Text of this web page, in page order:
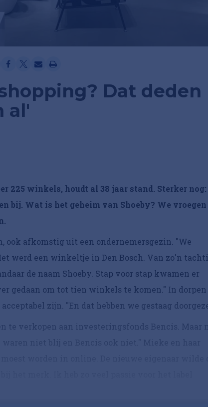
Dat deden
al'
225 winkels, houdt al 38 jaar stand. Sterker nog:
bij. Wat is het geheim van Shoeby? We vroegen
ook afkomstig uit een ondernemersgezin. "We
werd een winkeltje in Den Bosch. Van zo'n
de naam Shoeby. Stap voor stap kwamen er
gedaan om tot tien winkels te komen." In dorpen
zijn. "En dat hebben we gestaag
te verkopen aan investeringsfonds Bencis. Maar